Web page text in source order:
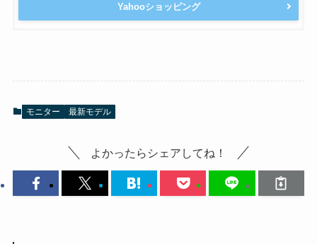
Yahooショッピング
モニター 最新モデル
よかったらシェアしてね！